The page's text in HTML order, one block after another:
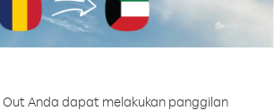
Out Anda dapat melakukan panggilan